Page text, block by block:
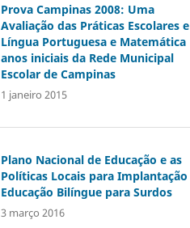
Prova Campinas 2008: Uma
Avaliação das Práticas Escolares
Língua Portuguesa e Matemática
anos iniciais da Rede Municipal
Escolar de Campinas
1 janeiro 2015
Plano Nacional de Educação e as
Políticas Locais para Implantação
Educação Bilíngue para Surdos
3 março 2016